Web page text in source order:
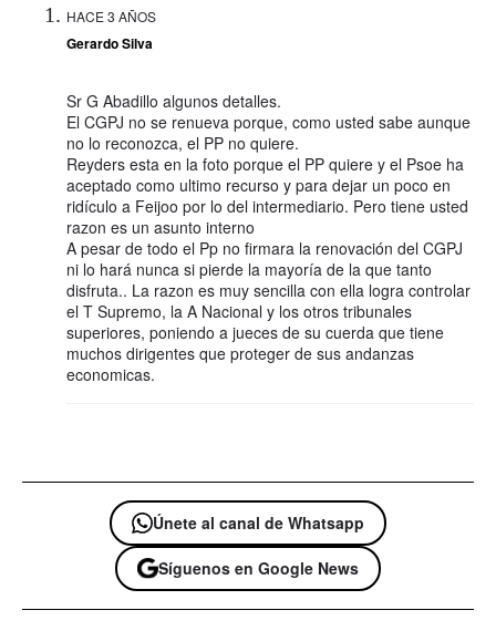
HACE 3 AÑOS
Gerardo Silva
Sr G Abadillo algunos detalles.
El CGPJ no se renueva porque, como usted sabe aunque
no lo reconozca, el PP no quiere.
Reyders esta en la foto porque el PP quiere y el Psoe ha
aceptado como ultimo recurso y para dejar un poco en
ridículo a Feijoo por lo del intermediario. Pero tiene usted
razon es un asunto interno
A pesar de todo el Pp no firmara la renovación del CGPJ
ni lo hará nunca si pierde la mayoría de la que tanto
disfruta.. La razon es muy sencilla con ella logra controlar
el T Supremo, la A Nacional y los otros tribunales
superiores, poniendo a jueces de su cuerda que tiene
muchos dirigentes que proteger de sus andanzas
economicas.
Únete al canal de Whatsapp
Síguenos en Google News